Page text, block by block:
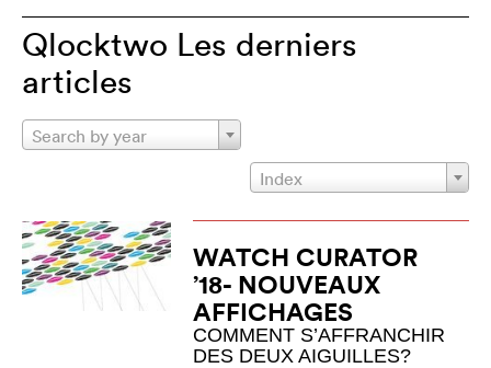
Qlocktwo Les derniers
articles
Search by year
Index
WATCH CURATOR
’18- NOUVEAUX
AFFICHAGES
COMMENT S’AFFRANCHIR
DES DEUX AIGUILLES?